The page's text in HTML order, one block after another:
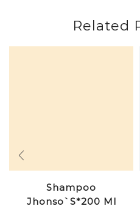
Related
Shampoo
Jhonso`S*200 Ml